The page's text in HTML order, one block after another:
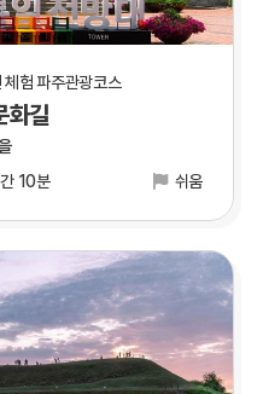
험 파주관광코스
화길
10분 쉬움